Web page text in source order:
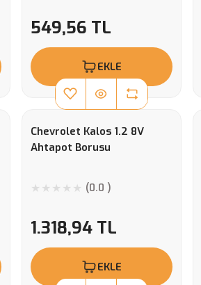
549,56 TL
EKLE
Chevrolet Kalos 1.2 8V
Ahtapot Borusu
(0.0 )
1.318,94 TL
EKLE